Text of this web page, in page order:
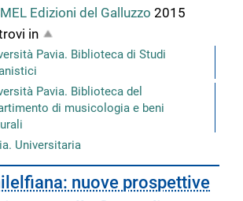
Edizioni del Galluzzo2015
in
Pavia. Biblioteca di Studi
Pavia. Biblioteca del
di musicologia e beni
Universitaria
nuove prospettive